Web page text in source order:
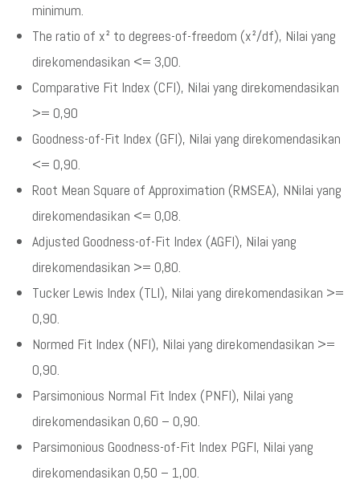
minimum.
The ratio of x² to degrees-of-freedom (x²/df), Nilai yang
direkomendasikan <= 3,00.
Comparative Fit Index (CFI), Nilai yang direkomendasikan
>= 0,90
Goodness-of-Fit Index (GFI), Nilai yang direkomendasikan
<= 0,90.
Root Mean Square of Approximation (RMSEA), NNilai yang
direkomendasikan <= 0,08.
Adjusted Goodness-of-Fit Index (AGFI), Nilai yang
direkomendasikan >= 0,80.
Tucker Lewis Index (TLI), Nilai yang direkomendasikan >=
0,90.
Normed Fit Index (NFI), Nilai yang direkomendasikan >=
0,90.
Parsimonious Normal Fit Index (PNFI), Nilai yang
direkomendasikan 0,60 – 0,90.
Parsimonious Goodness-of-Fit Index PGFI, Nilai yang
direkomendasikan 0,50 – 1,00.